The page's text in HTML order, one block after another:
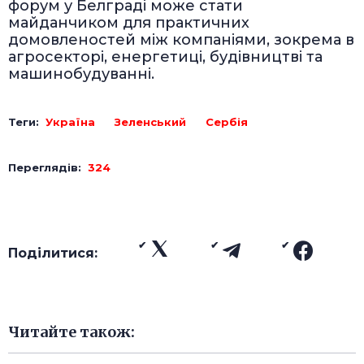
форум у Белграді може стати
майданчиком для практичних
домовленостей між компаніями, зокрема в
агросекторі, енергетиці, будівництві та
машинобудуванні.
Теги: Україна Зеленський Сербія
Переглядів: 324
Поділитися:
Читайте також: